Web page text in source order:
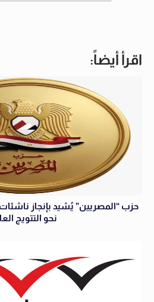
اقرأ أيضاً:
حزب “المصريين” يُشيد بإنجاز
نحو التتويج